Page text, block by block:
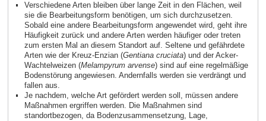
Verschiedene Arten bleiben über lange Zeit in den Flächen, weil
sie die Bearbeitungsform benötigen, um sich durchzusetzen.
Sobald eine andere Bearbeitungsform angewendet wird, geht ihre
Häufigkeit zurück und andere Arten werden häufiger oder treten
zum ersten Mal an diesem Standort auf. Seltene und gefährdete
Arten wie der Kreuz‑Enzian (Gentiana cruciata) und der Acker-
Wachtelweizen (Melampyrum arvense) sind auf eine regelmäßige
Bodenstörung angewiesen. Andernfalls werden sie verdrängt und
fallen aus.
Je nachdem, welche Art gefördert werden soll, müssen andere
Maßnahmen ergriffen werden. Die Maßnahmen sind
standortbezogen, da Bodenzusammensetzung, Lage,